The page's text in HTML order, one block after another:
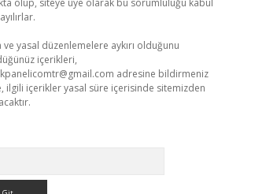
olup, siteye üye olarak bu sorumluluğu kabul
ve yasal düzenlemelere aykırı olduğunu
içerikleri,
adresine bildirmeniz
ilgili içerikler yasal süre içerisinde sitemizden